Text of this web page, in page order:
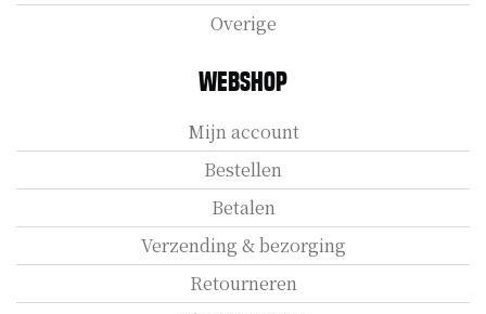
Overige
Webshop
Mijn account
Bestellen
Betalen
Verzending & bezorging
Retourneren